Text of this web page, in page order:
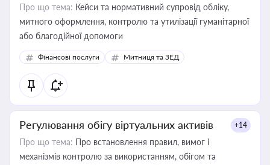
Про що тема: Кейси та нормативний супровід обліку,
митного оформлення, контролю та утилізації гуманітарної
або благодійної допомоги
Фінансові послуги Митниця та ЗЕД
Регулювання обігу віртуальних активів +14
Про що тема: Про встановлення правил, вимог і
механізмів контролю за використанням, обігом та